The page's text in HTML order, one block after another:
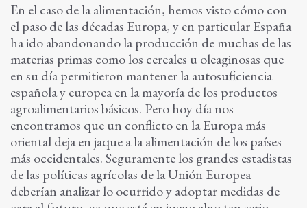
En el caso de la alimentación, hemos visto cómo con
el paso de las décadas Europa, y en particular España
ha ido abandonando la producción de muchas de las
materias primas como los cereales u oleaginosas que
en su día permitieron mantener la autosuficiencia
española y europea en la mayoría de los productos
agroalimentarios básicos. Pero hoy día nos
encontramos que un conflicto en la Europa más
oriental deja en jaque a la alimentación de los países
más occidentales. Seguramente los grandes estadistas
de las políticas agrícolas de la Unión Europea
deberían analizar lo ocurrido y adoptar medidas de